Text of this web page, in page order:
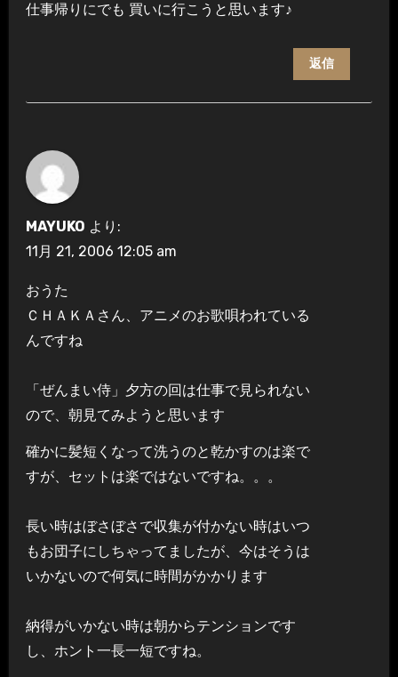
仕事帰りにでも 買いに行こうと思います♪
返信
MAYUKO より:
11月 21, 2006 12:05 am
おうた
ＣＨＡＫＡさん、アニメのお歌唄われている
んですね
「ぜんまい侍」夕方の回は仕事で見られない
ので、朝見てみようと思います
確かに髪短くなって洗うのと乾かすのは楽で
すが、セットは楽ではないですね。。。
長い時はぼさぼさで収集が付かない時はいつ
もお団子にしちゃってましたが、今はそうは
いかないので何気に時間がかかります
納得がいかない時は朝からテンションです
し、ホント一長一短ですね。